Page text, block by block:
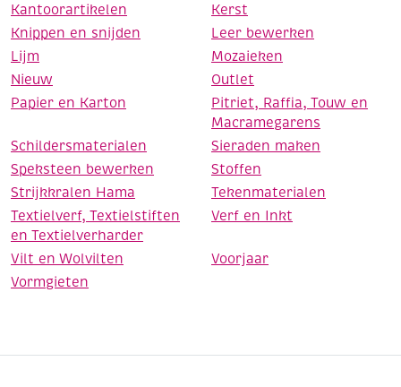
Kantoorartikelen
Kerst
Knippen en snijden
Leer bewerken
Lijm
Mozaieken
Nieuw
Outlet
Papier en Karton
Pitriet, Raffia, Touw en
Macramegarens
Schildersmaterialen
Sieraden maken
Speksteen bewerken
Stoffen
Strijkkralen Hama
Tekenmaterialen
Textielverf, Textielstiften
en Textielverharder
Verf en Inkt
Vilt en Wolvilten
Voorjaar
Vormgieten